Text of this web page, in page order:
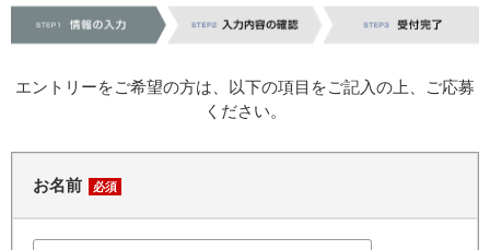
エントリーをご希望の方は、以下の項目をご記入の上、ご応募
ください。
お名前 必須